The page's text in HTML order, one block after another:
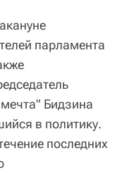
парламента
Бидзина
в политику.
последних